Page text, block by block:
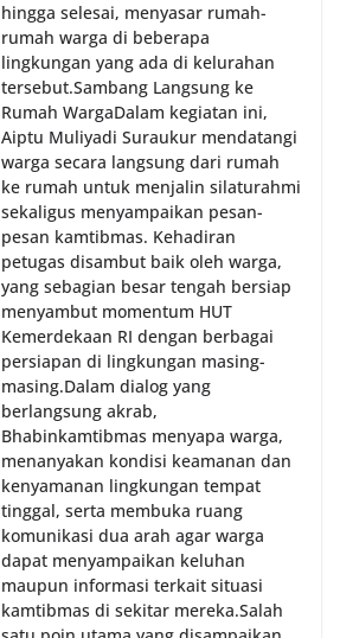
hingga selesai, menyasar rumah-
rumah warga di beberapa
lingkungan yang ada di kelurahan
tersebut.‎Sambang Langsung ke
Rumah Warga‎Dalam kegiatan ini,
Aiptu Muliyadi Suraukur mendatangi
warga secara langsung dari rumah
ke rumah untuk menjalin silaturahmi
sekaligus menyampaikan pesan-
pesan kamtibmas. Kehadiran
petugas disambut baik oleh warga,
yang sebagian besar tengah bersiap
menyambut momentum HUT
Kemerdekaan RI dengan berbagai
persiapan di lingkungan masing-
masing.‎Dalam dialog yang
berlangsung akrab,
Bhabinkamtibmas menyapa warga,
menanyakan kondisi keamanan dan
kenyamanan lingkungan tempat
tinggal, serta membuka ruang
komunikasi dua arah agar warga
dapat menyampaikan keluhan
maupun informasi terkait situasi
kamtibmas di sekitar mereka.‎‎‎Salah